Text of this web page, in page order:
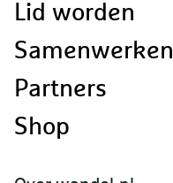
Lid worden
Samenwerken
Partners
Shop